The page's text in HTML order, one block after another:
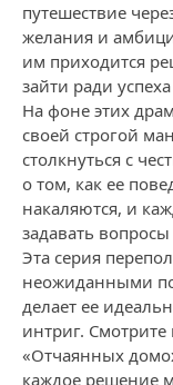
путешествие
желания и
им приходится
зайти ради
На фоне этих
своей строгой
столкнуться с
о том, как ее
накаляются, и
задавать
Эта серия
неожиданными
делает ее
интриг.
«Отчаянных
каждое решение